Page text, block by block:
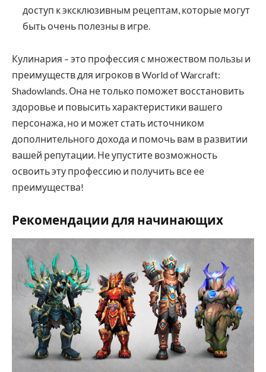
доступ к эксклюзивным рецептам, которые могут
быть очень полезны в игре.
Кулинария – это профессия с множеством пользы и
преимуществ для игроков в World of Warcraft:
Shadowlands. Она не только поможет восстановить
здоровье и повысить характеристики вашего
персонажа, но и может стать источником
дополнительного дохода и помочь вам в развитии
вашей репутации. Не упустите возможность
освоить эту профессию и получить все ее
преимущества!
Рекомендации для начинающих